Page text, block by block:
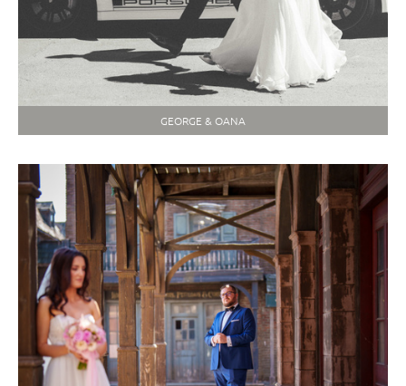
GEORGE & OANA